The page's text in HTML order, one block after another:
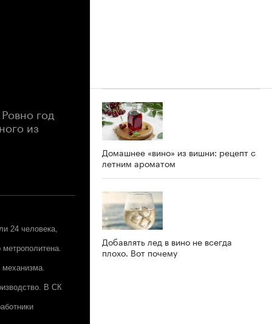
год
из
24 человека,
В СК
Домашнее «вино» из вишни: рецепт с
летним ароматом
Добавлять лед в вино не всегда
плохо. Вот почему